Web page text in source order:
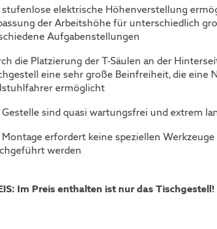
stufenlose elektrische Höhenverstellung
der Arbeitshöhe für unterschiedlich
Aufgabenstellungen
die Platzierung der T-Säulen an der
eine sehr große Beinfreiheit, die eine
ermöglicht
Gestelle sind quasi wartungsfrei und extrem
Montage erfordert keine speziellen
werden
Im Preis enthalten ist nur das Tischgestell!